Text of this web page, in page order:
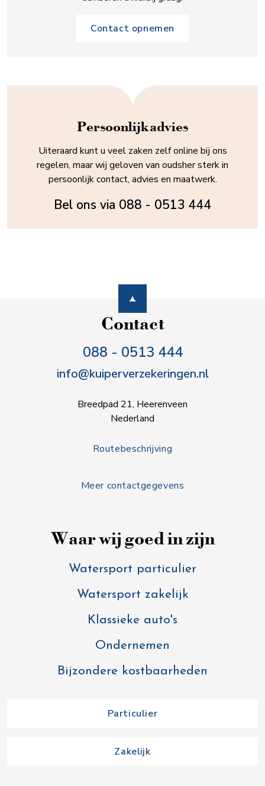
Contact opnemen
Persoonlijk advies
Uiteraard kunt u veel zaken zelf online bij ons
regelen, maar wij geloven van oudsher sterk in
persoonlijk contact, advies en maatwerk.
Bel ons via 088 - 0513 444
Waar wij goed in zijn
Watersport particulier
Watersport zakelijk
Klassieke auto's
Ondernemen
Bijzondere kostbaarheden
Particulier
Zakelijk
Contact
088 - 0513 444
info@kuiperverzekeringen.nl
Breedpad 21, Heerenveen
Nederland
Routebeschrijving
Meer contactgegevens